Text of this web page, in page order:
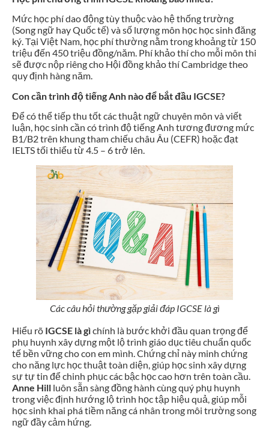
Mức học phí dao động tùy thuộc vào hệ thống trường
(Song ngữ hay Quốc tế) và số lượng môn học học sinh đăng
ký. Tại Việt Nam, học phí thường nằm trong khoảng từ 150
triệu đến 450 triệu đồng/năm. Phí khảo thí cho mỗi môn thi
sẽ được nộp riêng cho Hội đồng khảo thí Cambridge theo
quy định hàng năm.
Con cần trình độ tiếng Anh nào để bắt đầu IGCSE?
Để có thể tiếp thu tốt các thuật ngữ chuyên môn và viết
luận, học sinh cần có trình độ tiếng Anh tương đương mức
B1/B2 trên khung tham chiếu châu Âu (CEFR) hoặc đạt
IELTS tối thiểu từ 4.5 – 6 trở lên.
Các câu hỏi thường gặp giải đáp IGCSE là gì
Hiểu rõ IGCSE là gìchính là bước khởi đầu quan trọng để
phụ huynh xây dựng một lộ trình giáo dục tiêu chuẩn quốc
tế bền vững cho con em mình. Chứng chỉ này minh chứng
cho năng lực học thuật toàn diện, giúp học sinh xây dựng
sự tự tin để chinh phục các bậc học cao hơn trên toàn cầu.
Anne Hill luôn sẵn sàng đồng hành cùng quý phụ huynh
trong việc định hướng lộ trình học tập hiệu quả, giúp mỗi
học sinh khai phá tiềm năng cá nhân trong môi trường song
ngữ đầy cảm hứng.